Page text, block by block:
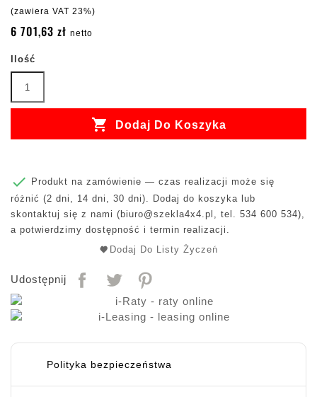
(zawiera VAT 23%)
6 701,63 zł netto
Ilość
 Dodaj Do Koszyka

Produkt na zamówienie — czas realizacji może się
różnić (2 dni, 14 dni, 30 dni). Dodaj do koszyka lub
skontaktuj się z nami ( biuro@szekla4x4.pl , tel. 534 600 534),
a potwierdzimy dostępność i termin realizacji.
Dodaj Do Listy Życzeń
Udostępnij
Polityka bezpieczeństwa